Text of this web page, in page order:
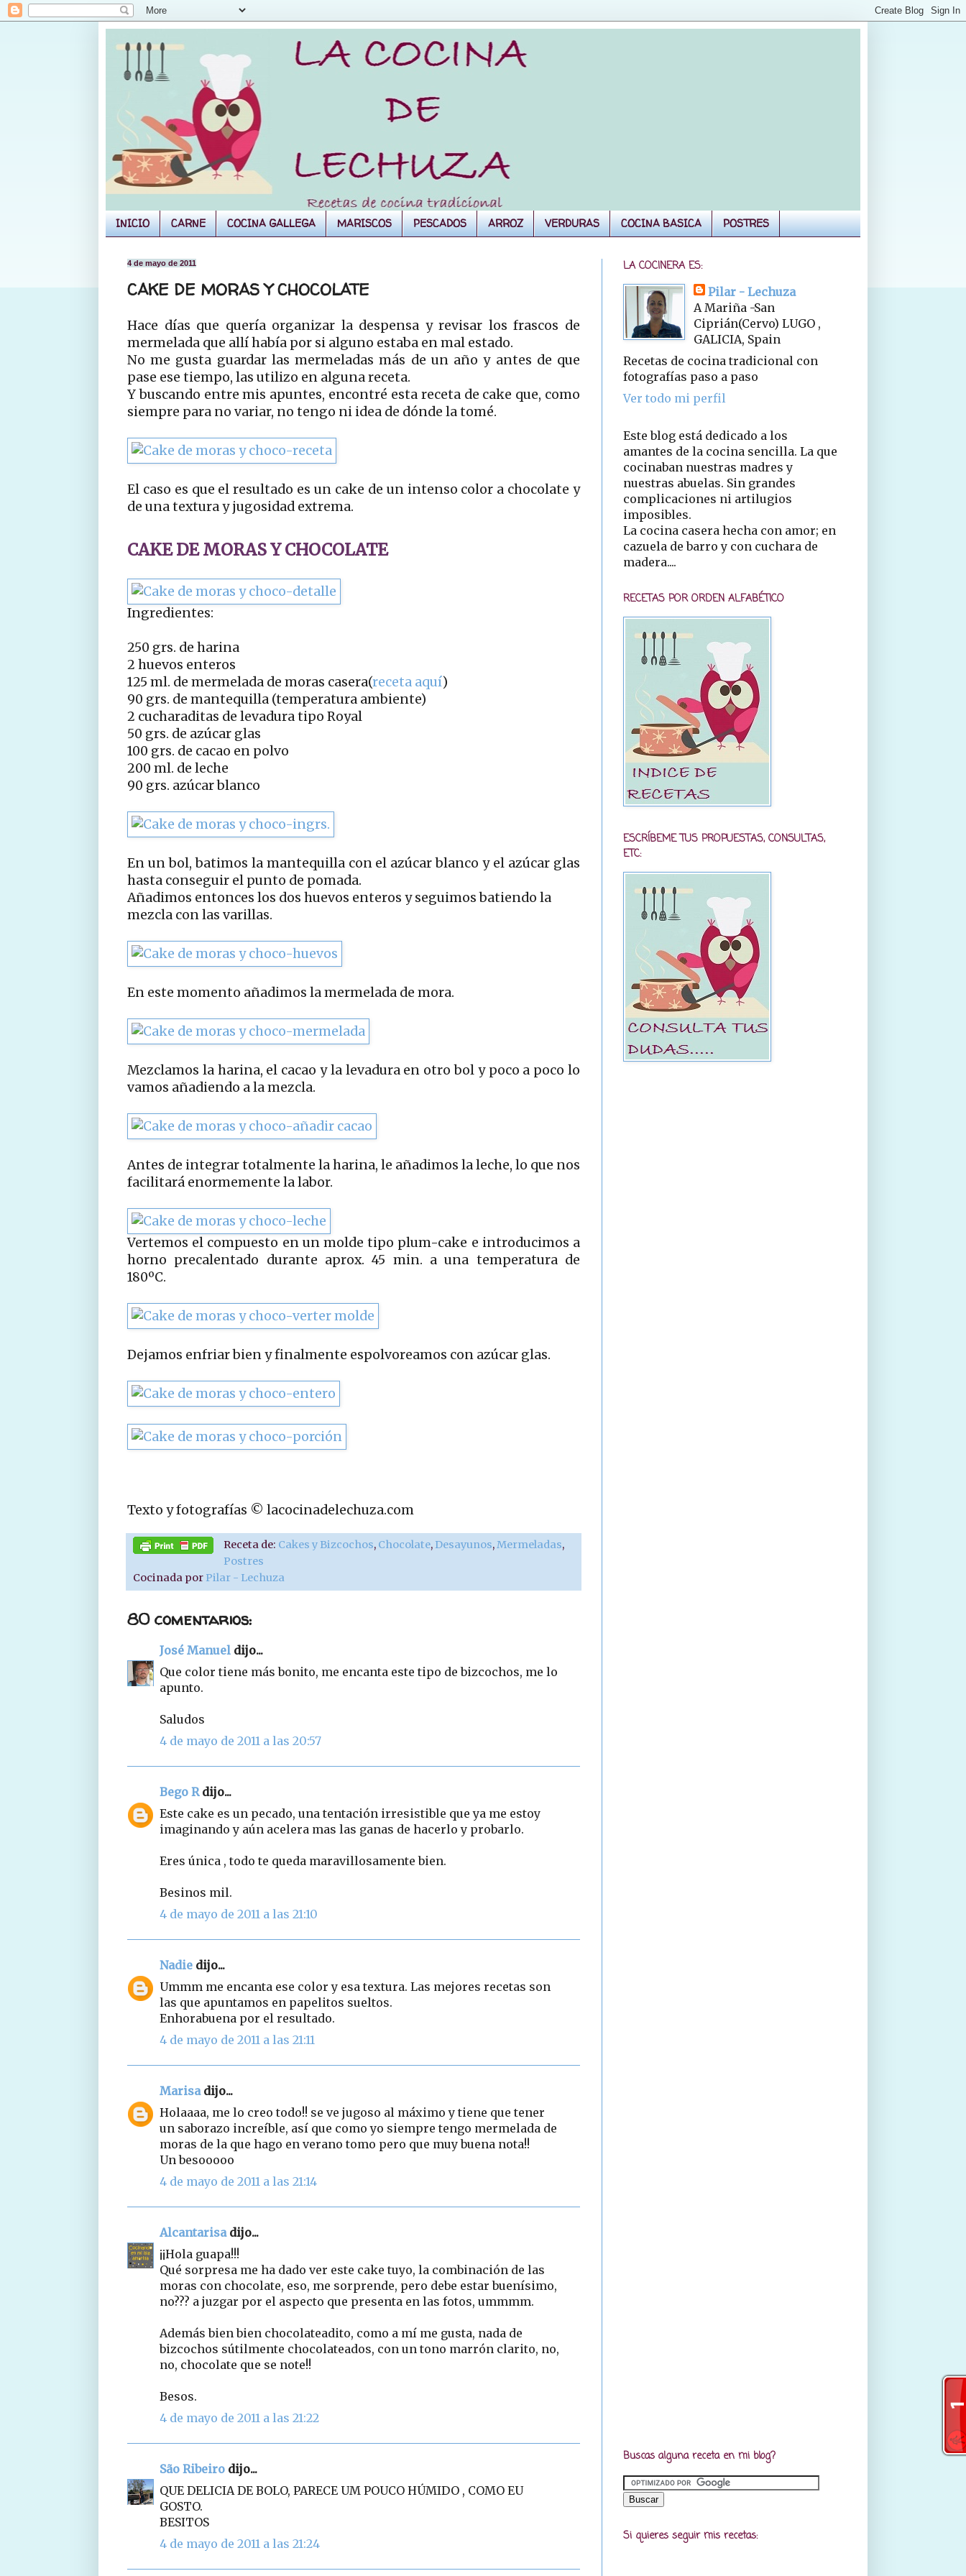
INICIO CARNE COCINA GALLEGA MARISCOS PESCADOS ARROZ VERDURAS COCINA BASICA POSTRES
4 de mayo de 2011
CAKE DE MORAS Y CHOCOLATE
Hace días que quería organizar la despensa y revisar los frascos de
mermelada que allí había por si alguno estaba en mal estado.
No me gusta guardar las mermeladas más de un año y antes de que
pase ese tiempo, las utilizo en alguna receta.
Y buscando entre mis apuntes, encontré esta receta de cake que, como
siempre para no variar, no tengo ni idea de dónde la tomé.
El caso es que el resultado es un cake de un intenso color a chocolate y
de una textura y jugosidad extrema.
CAKE DE MORAS Y CHOCOLATE
Ingredientes:
250 grs. de harina
2 huevos enteros
125 ml. de mermelada de moras casera(receta aquí)
90 grs. de mantequilla (temperatura ambiente)
2 cucharaditas de levadura tipo Royal
50 grs. de azúcar glas
100 grs. de cacao en polvo
200 ml. de leche
90 grs. azúcar blanco
En un bol, batimos la mantequilla con el azúcar blanco y el azúcar glas
hasta conseguir el punto de pomada.
Añadimos entonces los dos huevos enteros y seguimos batiendo la
mezcla con las varillas.
En este momento añadimos la mermelada de mora.
Mezclamos la harina, el cacao y la levadura en otro bol y poco a poco lo
vamos añadiendo a la mezcla.
Antes de integrar totalmente la harina, le añadimos la leche, lo que nos
facilitará enormemente la labor.
Vertemos el compuesto en un molde tipo plum-cake e introducimos a
horno precalentado durante aprox. 45 min. a una temperatura de
180ºC.
Dejamos enfriar bien y finalmente espolvoreamos con azúcar glas.
Texto y fotografías © lacocinadelechuza.com
Receta de: Cakes y Bizcochos, Chocolate, Desayunos,Mermeladas,
Postres
Cocinada por Pilar - Lechuza
80 comentarios:
José Manuel dijo...
Que color tiene más bonito, me encanta este tipo de bizcochos, me lo
apunto.
Saludos
4 de mayo de 2011 a las 20:57
Bego Rdijo...
Este cake es un pecado, una tentación irresistible que ya me estoy
imaginando y aún acelera mas las ganas de hacerlo y probarlo.
Eres única , todo te queda maravillosamente bien.
Besinos mil.
4 de mayo de 2011 a las 21:10
Nadie dijo...
Ummm me encanta ese color y esa textura. Las mejores recetas son
las que apuntamos en papelitos sueltos.
Enhorabuena por el resultado.
4 de mayo de 2011 a las 21:11
Marisadijo...
Holaaaa, me lo creo todo!! se ve jugoso al máximo y tiene que tener
un saborazo increíble, así que como yo siempre tengo mermelada de
moras de la que hago en verano tomo pero que muy buena nota!!
Un besooooo
4 de mayo de 2011 a las 21:14
Alcantarisadijo...
¡¡Hola guapa!!!
Qué sorpresa me ha dado ver este cake tuyo, la combinación de las
moras con chocolate, eso, me sorprende, pero debe estar buenísimo,
no??? a juzgar por el aspecto que presenta en las fotos, ummmm.
Además bien bien chocolateadito, como a mí me gusta, nada de
bizcochos sútilmente chocolateados, con un tono marrón clarito, no,
no, chocolate que se note!!
Besos.
4 de mayo de 2011 a las 21:22
São Ribeiro dijo...
QUE DELICIA DE BOLO, PARECE UM POUCO HÚMIDO , COMO EU
GOSTO.
BESITOS
4 de mayo de 2011 a las 21:24
LA COCINERA ES:
Pilar - Lechuza
A Mariña -San
Ciprián(Cervo) LUGO ,
GALICIA, Spain
Recetas de cocina tradicional con
fotografías paso a paso
Ver todo mi perfil
Este blog está dedicado a los
amantes de la cocina sencilla. La que
cocinaban nuestras madres y
nuestras abuelas. Sin grandes
complicaciones ni artilugios
imposibles.
La cocina casera hecha con amor; en
cazuela de barro y con cuchara de
madera....
RECETAS POR ORDEN ALFABÉTICO
ESCRÍBEME TUS PROPUESTAS, CONSULTAS,
ETC:
Buscas alguna receta en mi blog?
Si quieres seguir mis recetas: